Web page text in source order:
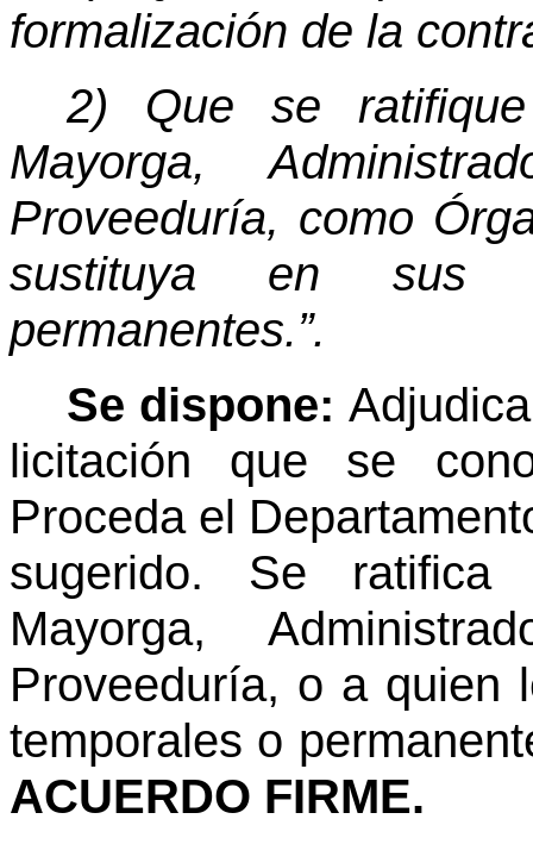
formalización de la
2) Que se
Mayorga,
Proveeduría, como
sustituya en sus
permanentes.”.
Se dispone:
licitación que se
Proceda el
sugerido. Se
Mayorga,
Proveeduría, o a quien
temporales o
ACUERDO FIRME.